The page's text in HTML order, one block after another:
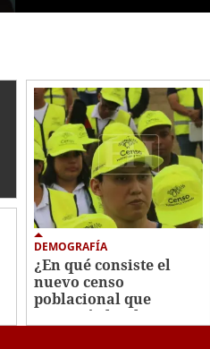
DEMOGRAFÍA
¿En qué consiste el
nuevo censo
poblacional que
anunció el Gobierno